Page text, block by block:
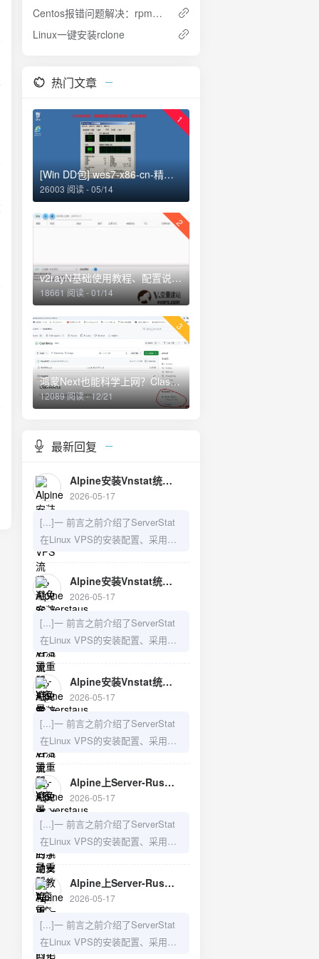
Centos报错问题解决：rpmdb open failed 的解决办法
Linux一键安装rclone
热门文章
1
[Win DD包] wes7-x86-cn-精简，安装后仅占用1.55G存储空间
26003 阅读 - 05/14
2
v2rayN基础使用教程、配置说明、添加订阅、路由选择
18661 阅读 - 01/14
3
鸿蒙Next也能科学上网？Clash Meta for harmorny next os
12089 阅读 - 12/21
最新回复
Alpine安装Vnstat统计VPS流量，避免serverstaus系统重启后流量重置 - V变量—建站日记
2026-05-17
[...]一 前言之前介绍了ServerStat
在Linux VPS的安装配置、采用
Vnstat来防止重启导致数据丢失的
问题，以及如何在LiNUX VPS上手
动安装Server-Rust,需要的可以访
问之前的博文：1）LiNUX VPS上
Server-Rust的手动安装教程2）
Serverstaus改用Vnstat统计VPS流
量，避免服务器重启引起统计丢失
3）Alpine上Server-Rust的手动安
装教[...]
Alpine安装Vnstat统计VPS流量，避免serverstaus系统重启后流量重置 - V变量—建站日记
2026-05-17
[...]一 前言之前介绍了ServerStat
在Linux VPS的安装配置、采用
Vnstat来防止重启导致数据丢失的
问题，以及如何在LiNUX VPS上手
动安装Server-Rust,需要的可以访
问之前的博文：1）LiNUX VPS上
Server-Rust的手动安装教程2）
Serverstaus改用Vnstat统计VPS流
量，避免服务器重启引起统计丢失
3）Alpine上Server-Rust的手动安
装教[...]
Alpine安装Vnstat统计VPS流量，避免serverstaus系统重启后流量重置 - V变量—建站日记
2026-05-17
[...]一 前言之前介绍了ServerStat
在Linux VPS的安装配置、采用
Vnstat来防止重启导致数据丢失的
问题，以及如何在LiNUX VPS上手
动安装Server-Rust,需要的可以访
问之前的博文：1）LiNUX VPS上
Server-Rust的手动安装教程2）
Serverstaus改用Vnstat统计VPS流
量，避免服务器重启引起统计丢失
3）Alpine上Server-Rust的手动安
装教[...]
Alpine上Server-Rust的手动安装教程 - V变量—建站日记
2026-05-17
[...]一 前言之前介绍了ServerStat
在Linux VPS的安装配置、采用
Vnstat来防止重启导致数据丢失的
问题，以及如何在安装了openwrt
的n1旁路由上安装Serverstat,以及
如何在LiNUX VPS上手动安装
Server-Rust,需要的可以访问之前
的博文：1）随时随地监控你的
Alpine上Server-Rust的手动安装教程 - V变量—建站日记
2026-05-17
[...]一 前言之前介绍了ServerStat
在Linux VPS的安装配置、采用